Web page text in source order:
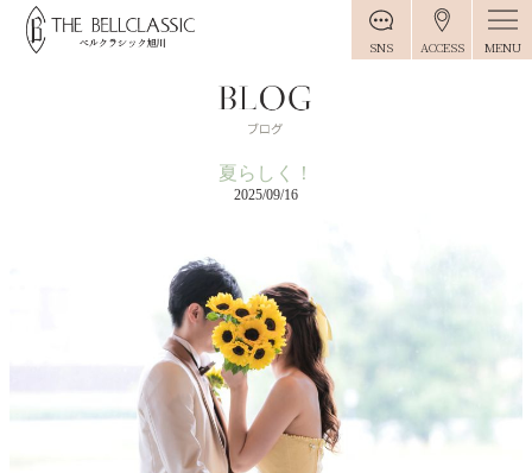
SNS ACCESS MENU
夏らしく！
2025/09/16